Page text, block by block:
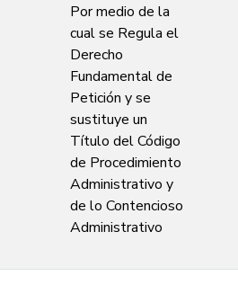
Por medio de la
cual se Regula el
Derecho
Fundamental de
Petición y se
sustituye un
Título del Código
de Procedimiento
Administrativo y
de lo Contencioso
Administrativo